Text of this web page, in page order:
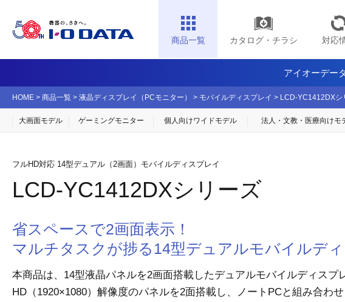
商品一覧 カタログ・チラシ 対応
アイオーデー
HOME > 商品一覧 > 液晶ディスプレイ（PCモニター） > モバイルディスプレイ > LCD-YC1412DXシ
大画面モデル ゲーミングモニター 個人向けワイドモデル 法人・文教・医療向けモ
フルHD対応 14型デュアル（2画面）モバイルディスプレイ
LCD-YC1412DXシリーズ
省スペースで2画面表示！
マルチタスクが捗る14型デュアルモバイルデ
本商品は、14型液晶パネルを2画面搭載したデュアルモバイルディスプ
HD（1920×1080）解像度のパネルを2面搭載し、ノートPCと組み合わ